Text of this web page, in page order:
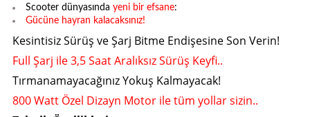
Scooter dünyasında yeni bir efsane:
Gücüne hayran kalacaksınız!
Kesintisiz Sürüş ve Şarj Bitme Endişesine Son Verin!
Full Şarj ile 3,5 Saat Aralıksız Sürüş Keyfi..
Tırmanamayacağınız Yokuş Kalmayacak!
800 Watt Özel Dizayn Motor iletüm yollar sizin..